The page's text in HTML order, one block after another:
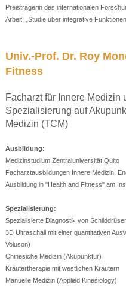
Preisträgerin des internationalen
Arbeit: „Studie über integrative
Univ.-Prof. Dr. Roy
Fitness
Facharzt für Innere Medizin
Spezialisierung auf
Medizin (TCM)
Ausbildung:
Medizinstudium Zentraluniversität Quito
Facharztausbildungen Innere Medizin,
Ausbildung in "Health and Fitness" am
Spezialisierung:
Spezialisierte Diagnostik von
3D Ultraschall mit einer quantitativen
Voluson)
Chinesiche Medizin (Akupunktur)
Kräutertherapie mit westlichen Kräutern
Manuelle Medizin (Applied Kinesiology)